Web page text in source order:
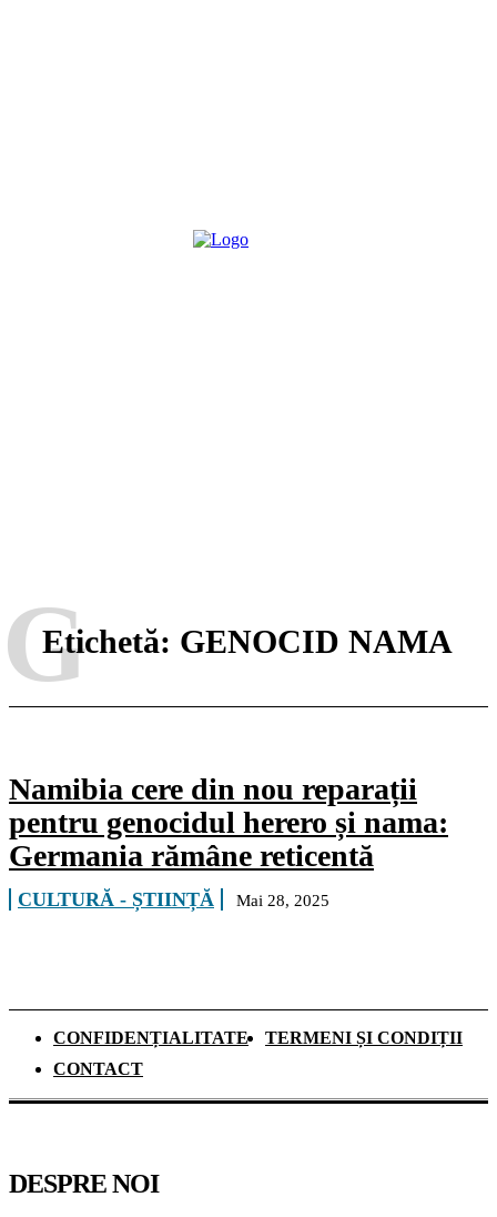
Etichetă: GENOCID NAMA
G
Namibia cere din nou reparații
pentru genocidul herero și nama:
Germania rămâne reticentă
CULTURĂ - ȘTIINȚĂ Mai 28, 2025
CONFIDENȚIALITATE
TERMENI ȘI CONDIȚII
CONTACT
DESPRE NOI